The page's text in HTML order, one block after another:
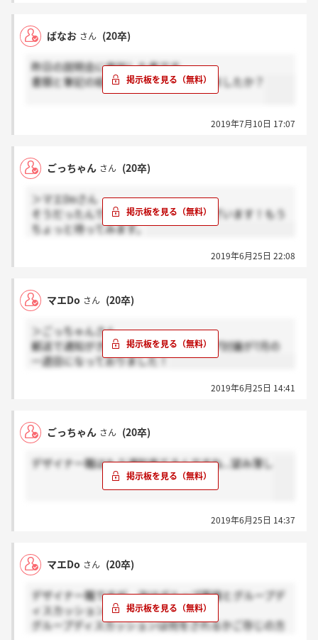
ばなお さん (20卒)
昨日の説明会に参加した者です。
書類と筆記の結果ってどれくらいできましたか？
2019年7月10日 17:07
ごっちゃん さん (20卒)
＞マエDoさん
そうだったんですね…。ありがとうございます！もう
ちょっと待ってみます。
2019年6月25日 22:08
マエDo さん (20卒)
＞ごっちゃんさん
郵送で通知がきており、面接とグループ討議が7月の
一週目になっておりました！
2019年6月25日 14:41
ごっちゃん さん (20卒)
デザイナー職はもう通知来てるんですね...望み薄し
2019年6月25日 14:37
マエDo さん (20卒)
デザイナー職ですが、次はグループ面接とグループデ
ィスカッションなんですね。。。
グループディスカッションは何をされるかご存じの方